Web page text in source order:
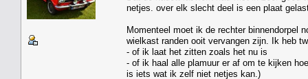
netjes. over elk slecht deel is een plaat
Momenteel moet ik de rechter binnendorpel
wielkast randen ooit vervangen zijn. Ik heb
- of ik laat het zitten zoals het nu is
- of ik haal alle plamuur er af om te kijken
is iets wat ik zelf niet netjes kan.)